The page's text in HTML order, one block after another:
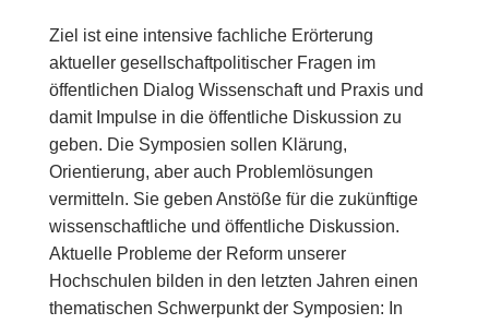
Ziel ist eine intensive fachliche Erörterung
aktueller gesellschaftpolitischer Fragen im
öffentlichen Dialog Wissenschaft und Praxis und
damit Impulse in die öffentliche Diskussion zu
geben. Die Symposien sollen Klärung,
Orientierung, aber auch Problemlösungen
vermitteln. Sie geben Anstöße für die zukünftige
wissenschaftliche und öffentliche Diskussion.
Aktuelle Probleme der Reform unserer
Hochschulen bilden in den letzten Jahren einen
thematischen Schwerpunkt der Symposien: In